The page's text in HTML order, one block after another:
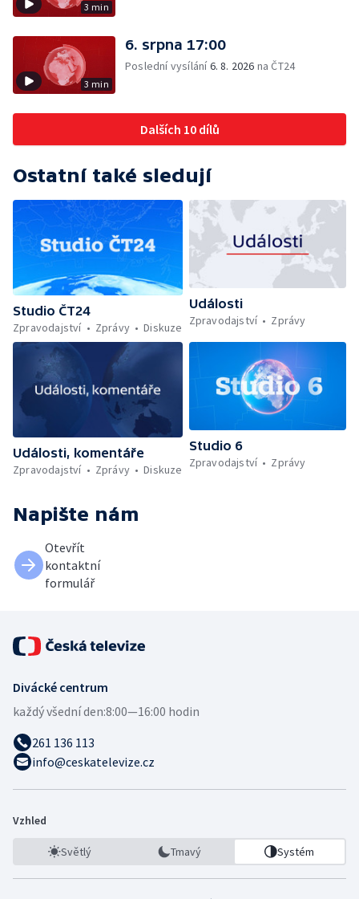
3 min
3 min
6. srpna 17:00
Poslední vysílání6. 8. 2026 na ČT24
Dalších 10 dílů
Ostatní také sledují
Studio ČT24
Zpravodajství
Zprávy Diskuze
Události
Zpravodajství
Zprávy
Události, komentáře
Zpravodajství
Zprávy Diskuze
Studio 6
Zpravodajství
Zprávy
Napište nám
Otevřít
kontaktní
formulář
Divácké centrum
každý všední den:8:00—16:00 hodin
261 136 113
info@ceskatelevize.cz
Vzhled
Světlý Tmavý Systém